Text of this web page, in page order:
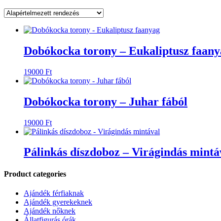
Dobókocka torony – Eukaliptusz
19000 Ft
Dobókocka torony – Juhar fából
19000 Ft
Pálinkás díszdoboz – Virágindás
Product categories
Ajándék férfiaknak
Ajándék gyerekeknek
Ajándék nőknek